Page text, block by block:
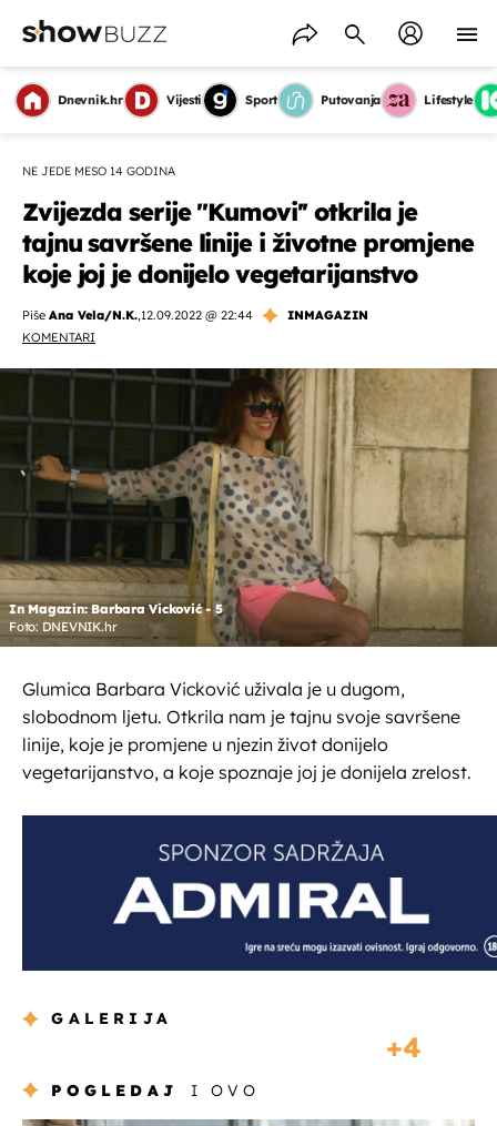
Dnevnik.hr Vijesti Sport Putovanja Lifestyle
NE JEDE MESO 14 GODINA
Zvijezda serije ''Kumovi'' otkrila je
tajnu savršene linije i životne promjene
koje joj je donijelo vegetarijanstvo
Piše Ana Vela/N.K.,12.09.2022 @ 22:44
INMAGAZIN
KOMENTARI
In Magazin: Barbara Vicković - 5
Foto: DNEVNIK.hr
Glumica Barbara Vicković uživala je u dugom,
slobodnom ljetu. Otkrila nam je tajnu svoje savršene
linije, koje je promjene u njezin život donijelo
vegetarijanstvo, a koje spoznaje joj je donijela zrelost.
GALERIJA
4
POGLEDAJ I OVO
OMOGUĆI OBAVIJESTI